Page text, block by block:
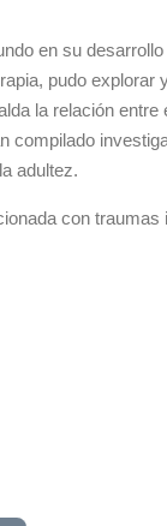
en su
pudo
la relación
compilado
adultez.
con